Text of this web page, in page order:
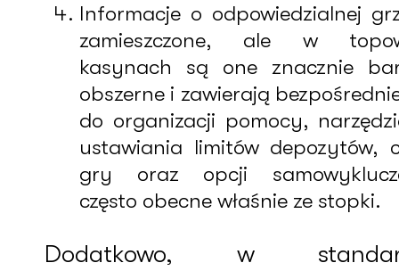
Informacje o odpowiedzialnej
zamieszczone, ale w
kasynach są one znacznie
obszerne i zawierają
do organizacji pomocy,
ustawiania limitów depozytów,
gry oraz opcji
często obecne właśnie ze stopki.
Dodatkowo, w